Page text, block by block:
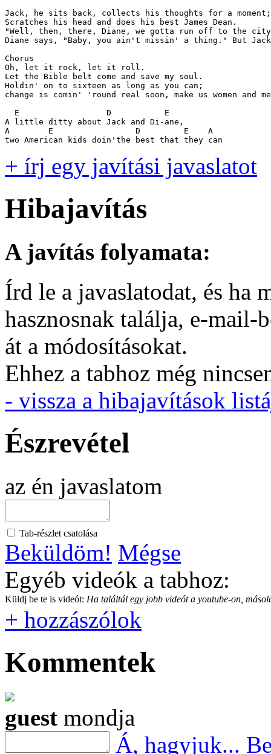
Jack, he sits back, collects his thoughts for a moment;
Scratches his head and does his best James Dean.
"Well, then, there, Diane, we gotta run off to the city
Diane says, "Baby, you ain't missin' a thing." But
Chorus
Oh, let it rock, let it roll.
Let the Bible belt come and save my soul.
Holdin' on to sixteen as long as you can;
change is comin' 'round real soon, make us women and
  E                  D           E
A little ditty about Jack and Di-ane,
A        E                 D         E    A
two American kids doin'the best that they can
+ írj egy javítási javaslatot
Hibajavítás
A javítás folyamata:
Írd le a javaslatodat, és ha
hasznosnak találja, e-mail-
át a módosításokat.
Ehhez a tabhoz még
- vissza a hibajavítások
Észrevétel
az én javaslatom
Tab-részlet csatolása
Beküldöm! Mégse
Egyéb videók a tabhoz:
Küldj be te is videót: Ha találtál egy jobb videót a youtube-on,
+ hozzászólok
Kommentek
guest mondja
Á, hagyjuk...